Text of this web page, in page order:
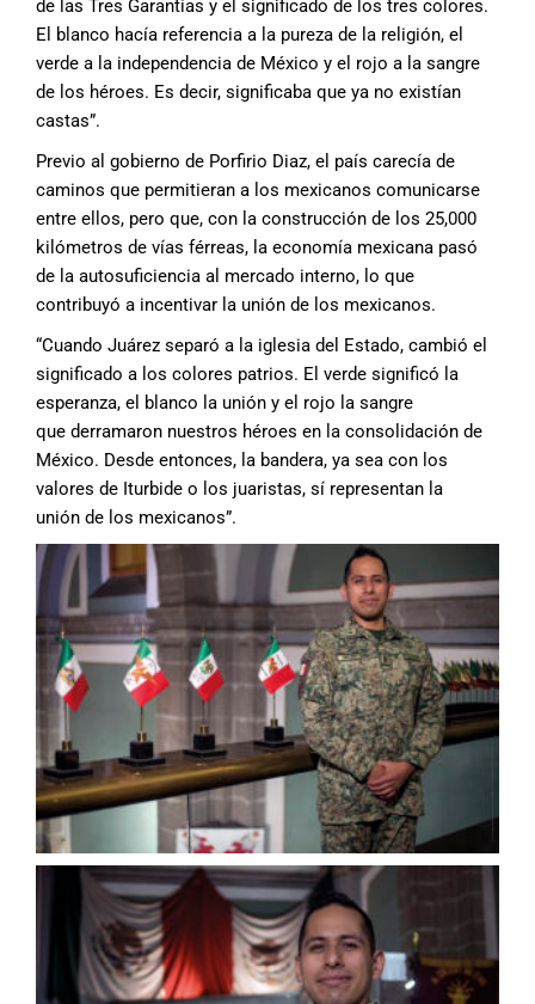
de las Tres Garantías y el significado de los tres colores.
El blanco hacía referencia a la pureza de la religión, el
verde a la independencia de México y el rojo a la sangre
de los héroes. Es decir, significaba que ya no existían
castas”.
Previo al gobierno de Porfirio Diaz, el país carecía de
caminos que permitieran a los mexicanos comunicarse
entre ellos, pero que, con la construcción de los 25,000
kilómetros de vías férreas, la economía mexicana pasó
de la autosuficiencia al mercado interno, lo que
contribuyó a incentivar la unión de los mexicanos.
“Cuando Juárez separó a la iglesia del Estado, cambió el
significado a los colores patrios. El verde significó la
esperanza, el blanco la unión y el rojo la sangre
que derramaron nuestros héroes en la consolidación de
México. Desde entonces, la bandera, ya sea con los
valores de Iturbide o los juaristas, sí representan la
unión de los mexicanos”.